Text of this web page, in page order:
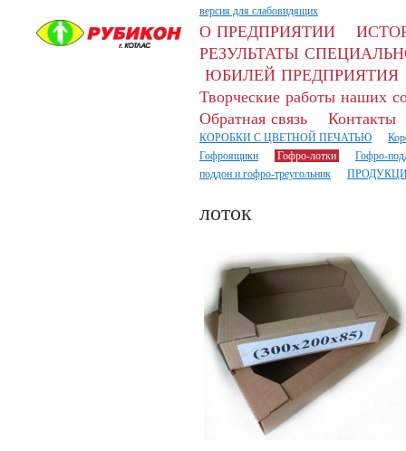
версия для слабовидящих
О ПРЕДПРИЯТИИ
РЕЗУЛЬТАТЫ
ЮБИЛЕЙ ПРЕДПРИЯТИЯ
Творческие работы наших
Обратная связь
Контакты
КОРОБКИ С ЦВЕТНОЙ ПЕЧАТЬЮ
Гофроящики
Гофро-лотки
Гофро-
поддон и гофро-треугольник
лоток